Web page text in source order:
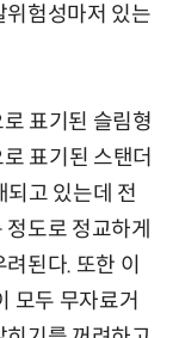
위험성마저 있는
표기된 슬림형
표기된 스탠더
고 있는데 전
도로 정교하게
된다. 또한 이
모두 무자료거